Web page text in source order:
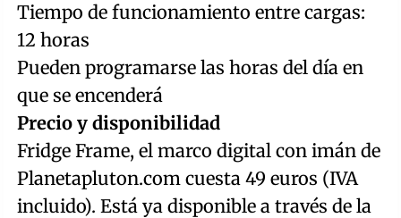
Tiempo de funcionamiento entre cargas:
12 horas
Pueden programarse las horas del día en
que se encenderá
Precio y disponibilidad
Fridge Frame, el marco digital con imán de
Planetapluton.com cuesta 49 euros (IVA
incluido). Está ya disponible a través de la